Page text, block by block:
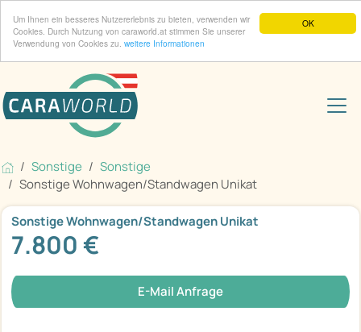
OK
Um Ihnen ein besseres Nutzererlebnis zu bieten, verwenden wir
Cookies. Durch Nutzung von caraworld.at stimmen Sie unserer
Verwendung von Cookies zu. weitere Informationen
Sonstige
Sonstige
Sonstige Wohnwagen/Standwagen Unikat
Sonstige Wohnwagen/Standwagen Unikat
7.800 €
E-Mail Anfrage